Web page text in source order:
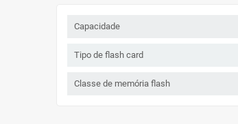
Capacidade
Tipo de flash card
Classe de memória flash